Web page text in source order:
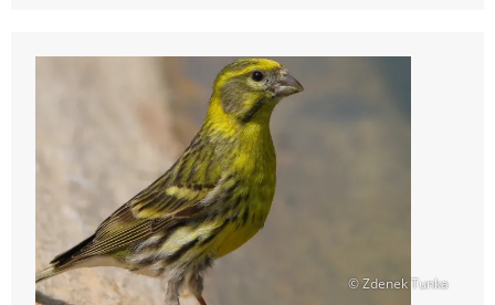
© Zdenek Tunka